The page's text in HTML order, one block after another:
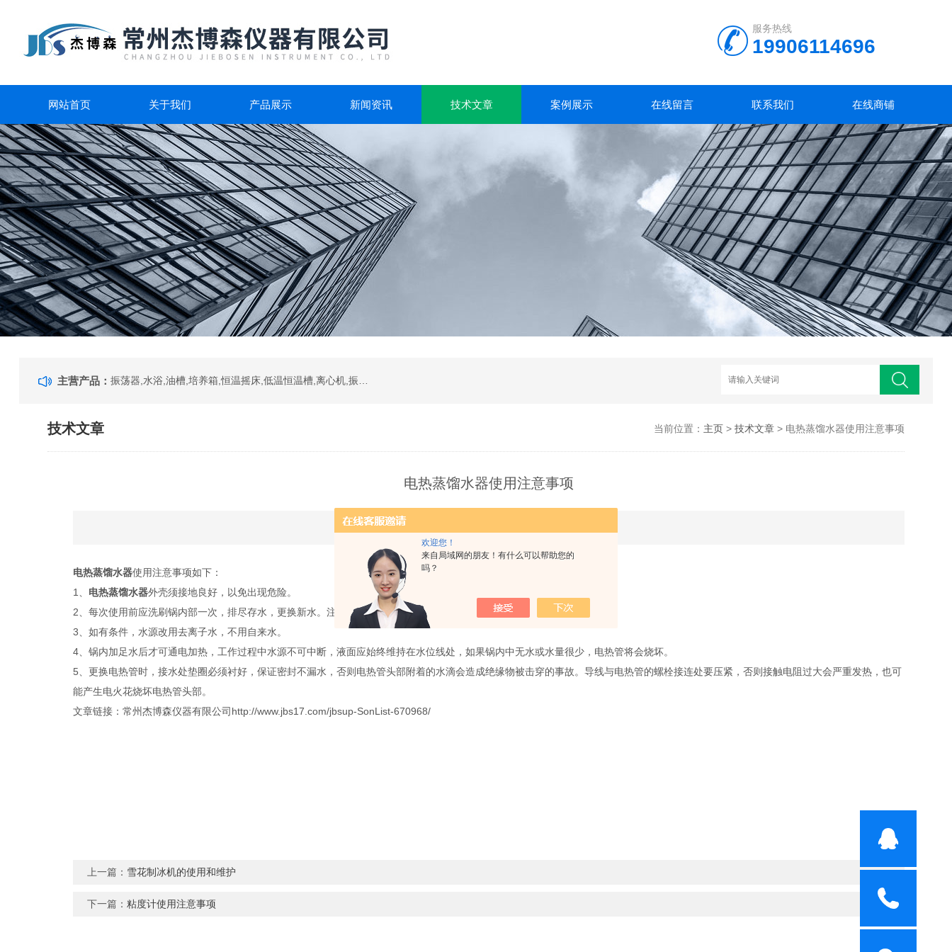
欢迎您！
来自局域网的朋友！有什么可以帮助您的
吗？
服务热线
19906114696
网站首页 关于我们 产品展示 新闻资讯 技术文章 案例展示 在线留言 联系我们 在线商铺
主营产品：
技术文章 当前位置： 主页> 技术文章> 电热蒸馏水器使用注意事项
电热蒸馏水器使用注意事项
电热蒸馏水器使用注意事项如下：
1、 电热蒸馏水器外壳须接地良好，以免出现危险。
2、每次使用前应洗刷锅内部一次，排尽存水，更换新水。注意不要损伤表面的锡层。
3、如有条件，水源改用去离子水，不用自来水。
4、锅内加足水后才可通电加热，工作过程中水源不可中断，液面应始终维持在水位线处，如果锅内中无水或水量很少，电热管将会烧坏。
5、更换电热管时，接水处垫圈必须衬好，保证密封不漏水，否则电热管头部附着的水滴会造成绝缘物被击穿的事故。导线与电热管的螺栓接连处要压紧，否则接触电阻过大会严重发热，也可
能产生电火花烧坏电热管头部。
文章链接：常州杰博森仪器有限公司http://www.jbs17.com/jbsup-SonList-670968/
上一篇： 雪花制冰机的使用和维护
下一篇：粘度计使用注意事项